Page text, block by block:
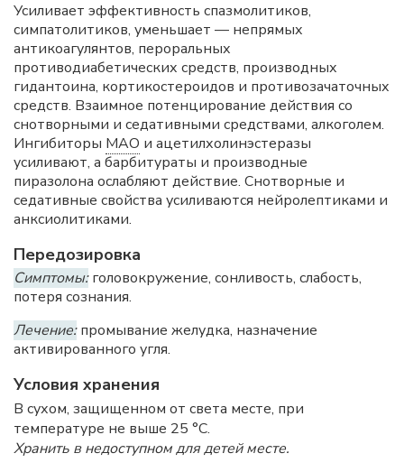
Усиливает эффективность спазмолитиков,
симпатолитиков, уменьшает — непрямых
антикоагулянтов, пероральных
противодиабетических средств, производных
гидантоина, кортикостероидов и противозачаточных
средств. Взаимное потенцирование действия со
снотворными и седативными средствами, алкоголем.
Ингибиторы МАО и ацетилхолинэстеразы
усиливают, а барбитураты и производные
пиразолона ослабляют действие. Снотворные и
седативные свойства усиливаются нейролептиками и
анксиолитиками.
Передозировка
Симптомы:головокружение, сонливость, слабость,
потеря сознания.
Лечение:промывание желудка, назначение
активированного угля.
Условия хранения
В сухом, защищенном от света месте, при
температуре не выше 25 °C.
Хранить в недоступном для детей месте.